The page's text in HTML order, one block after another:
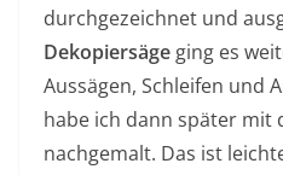
durchgezeichnet und
Dekopiersäge ging es
Aussägen, Schleifen und
habe ich dann später mit
nachgemalt. Das ist